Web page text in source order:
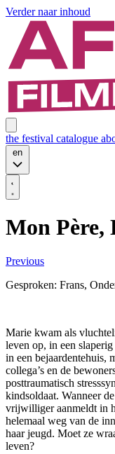
Verder naar inhoud
the festival catalogue
en
Mon Père,
Previous
Gesproken: Frans,
Marie kwam als
leven op, in een
in een bejaardentehuis,
collega’s en de
posttraumatisch
kindsoldaat. Wanneer
vrijwilliger aanmeldt in
helemaal weg van de
haar jeugd. Moet ze
leven?